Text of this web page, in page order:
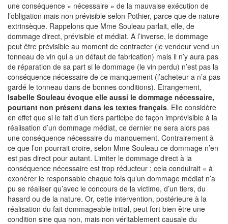
une conséquence « nécessaire » de la mauvaise exécution de
l’obligation mais non prévisible selon Pothier, parce que de nature
extrinsèque. Rappelons que Mme Souleau parlait, elle, de
dommage direct, prévisible et médiat. A l’inverse, le dommage
peut être prévisible au moment de contracter (le vendeur vend un
tonneau de vin qui a un défaut de fabrication) mais il n’y aura pas
de réparation de sa part si le dommage (le vin perdu) n’est pas la
conséquence nécessaire de ce manquement (l’acheteur a n’a pas
gardé le tonneau dans de bonnes conditions). Etrangement,
Isabelle Souleau évoque elle aussi le dommage nécessaire,
pourtant non présent dans les textes français. Elle considère
en effet que si le fait d’un tiers participe de façon imprévisible à la
réalisation d’un dommage médiat, ce dernier ne sera alors pas
une conséquence nécessaire du manquement. Contrairement à
ce que l’on pourrait croire, selon Mme Souleau ce dommage n’en
est pas direct pour autant. Limiter le dommage direct à la
conséquence nécessaire est trop réducteur : cela conduirait « à
exonérer le responsable chaque fois qu’un dommage médiat n’a
pu se réaliser qu’avec le concours de la victime, d’un tiers, du
hasard ou de la nature. Or, cette intervention, postérieure à la
réalisation du fait dommageable initial, peut fort bien être une
condition sine qua non, mais non véritablement causale du